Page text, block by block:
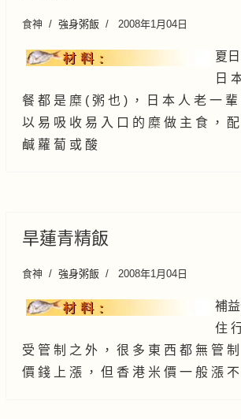
食神 強身粥飯 2008年1月04日
夏
日
餐 都 是 糜 ( 粥 也 ) ， 日 本 人 老 一
以 易 吸 收 易 入 口 的 糜 做 主 食 ， 配
鹹 蘿 蔔 或 酸
旱蓮青精飯
食神 強身粥飯 2008年1月04日
補
住
受 管 制 之 外 ， 很 多 東 西 都 無 管
價 錢 上 漲 ， 但 香 港 米 價 一 般 漲 不